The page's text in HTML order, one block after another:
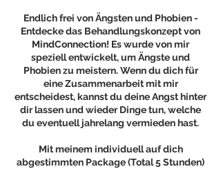
Endlich frei von Ängsten und Phobien -
Entdecke das Behandlungskonzept von
MindConnection! Es wurde von mir
speziell entwickelt, um Ängste und
Phobien zu meistern. Wenn du dich für
eine Zusammenarbeit mit mir
entscheidest, kannst du deine Angst hinter
dir lassen und wieder Dinge tun, welche
du eventuell jahrelang vermieden hast.
Mit meinem individuell auf dich
abgestimmten Package (Total 5 Stunden)